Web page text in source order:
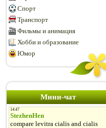
Спорт
Транспорт
Фильмы и анимация
Хобби и образование
Юмор
Мини-чат